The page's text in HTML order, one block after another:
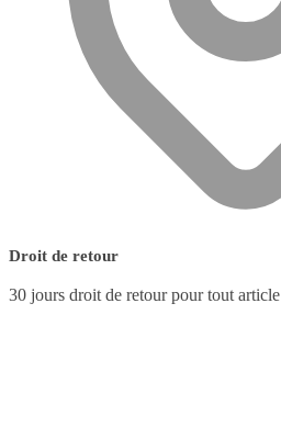
Droit de retour
30 jours droit de retour pour tout article